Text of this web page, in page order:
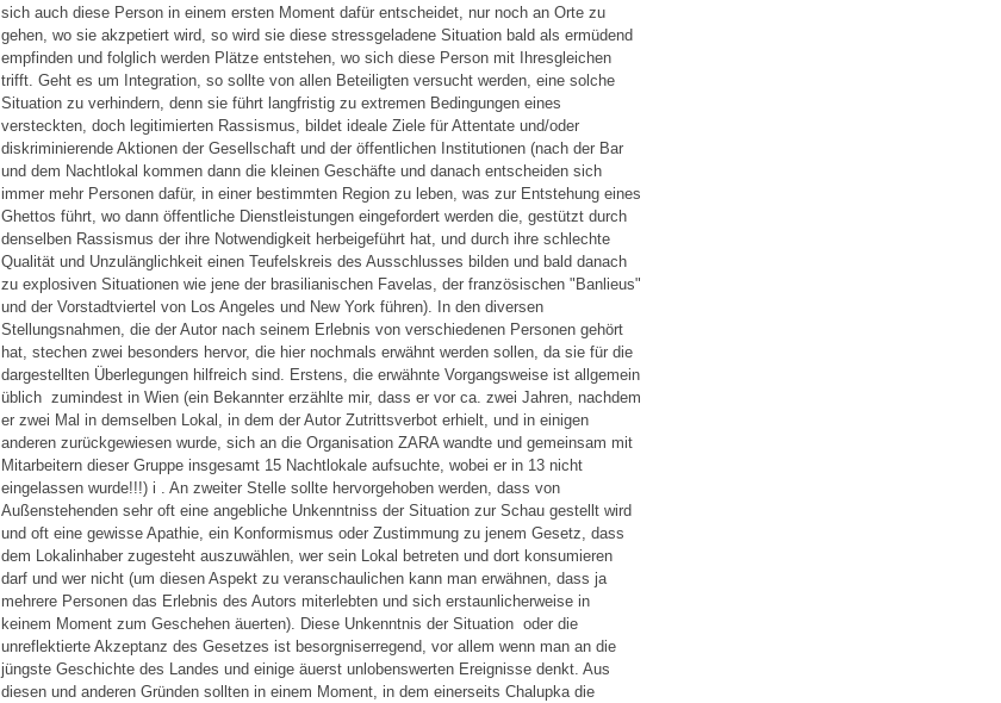
sich auch diese Person in einem ersten Moment dafür entscheidet, nur noch an Orte zu
gehen, wo sie akzpetiert wird, so wird sie diese stressgeladene Situation bald als ermüdend
empfinden und folglich werden Plätze entstehen, wo sich diese Person mit Ihresgleichen
trifft. Geht es um Integration, so sollte von allen Beteiligten versucht werden, eine solche
Situation zu verhindern, denn sie führt langfristig zu extremen Bedingungen eines
versteckten, doch legitimierten Rassismus, bildet ideale Ziele für Attentate und/oder
diskriminierende Aktionen der Gesellschaft und der öffentlichen Institutionen (nach der Bar
und dem Nachtlokal kommen dann die kleinen Geschäfte und danach entscheiden sich
immer mehr Personen dafür, in einer bestimmten Region zu leben, was zur Entstehung eines
Ghettos führt, wo dann öffentliche Dienstleistungen eingefordert werden die, gestützt durch
denselben Rassismus der ihre Notwendigkeit herbeigeführt hat, und durch ihre schlechte
Qualität und Unzulänglichkeit einen Teufelskreis des Ausschlusses bilden und bald danach
zu explosiven Situationen wie jene der brasilianischen Favelas, der französischen "Banlieus"
und der Vorstadtviertel von Los Angeles und New York führen). In den diversen
Stellungsnahmen, die der Autor nach seinem Erlebnis von verschiedenen Personen gehört
hat, stechen zwei besonders hervor, die hier nochmals erwähnt werden sollen, da sie für die
dargestellten Überlegungen hilfreich sind. Erstens, die erwähnte Vorgangsweise ist allgemein
üblich ­ zumindest in Wien (ein Bekannter erzählte mir, dass er vor ca. zwei Jahren, nachdem
er zwei Mal in demselben Lokal, in dem der Autor Zutrittsverbot erhielt, und in einigen
anderen zurückgewiesen wurde, sich an die Organisation ZARA wandte und gemeinsam mit
Mitarbeitern dieser Gruppe insgesamt 15 Nachtlokale aufsuchte, wobei er in 13 nicht
eingelassen wurde!!!) i . An zweiter Stelle sollte hervorgehoben werden, dass von
Außenstehenden sehr oft eine angebliche Unkenntniss der Situation zur Schau gestellt wird
und oft eine gewisse Apathie, ein Konformismus oder Zustimmung zu jenem Gesetz, dass
dem Lokalinhaber zugesteht auszuwählen, wer sein Lokal betreten und dort konsumieren
darf und wer nicht (um diesen Aspekt zu veranschaulichen kann man erwähnen, dass ja
mehrere Personen das Erlebnis des Autors miterlebten und sich erstaunlicherweise in
keinem Moment zum Geschehen äuerten). Diese Unkenntnis der Situation ­ oder die
unreflektierte Akzeptanz des Gesetzes ist besorgniserregend, vor allem wenn man an die
jüngste Geschichte des Landes und einige äuerst unlobenswerten Ereignisse denkt. Aus
diesen und anderen Gründen sollten in einem Moment, in dem einerseits Chalupka die